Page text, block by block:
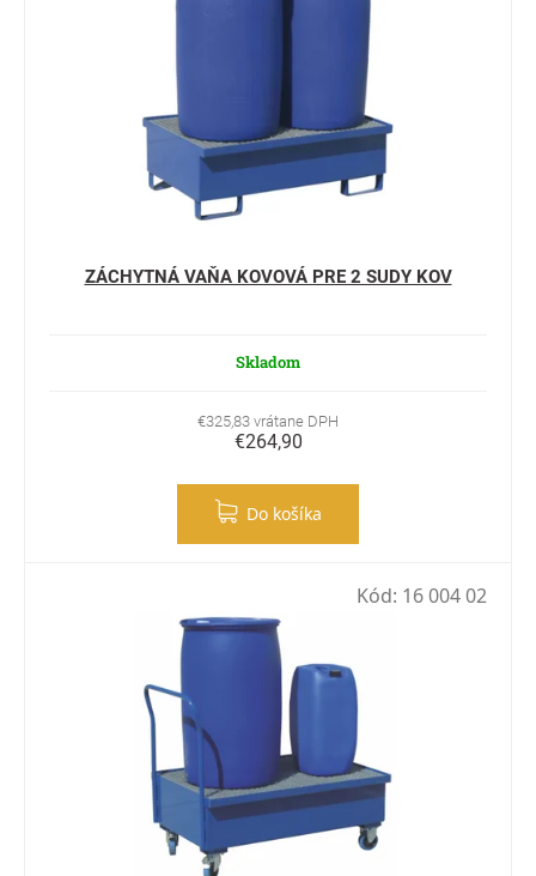
ZÁCHYTNÁ VAŇA KOVOVÁ PRE 2 SUDY KOV
Skladom
€325,83 vrátane DPH
€264,90
Do košíka
Kód: 16 004 02